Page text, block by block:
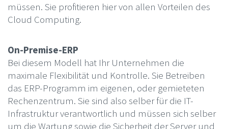
müssen. Sie profitieren hier von allen Vorteilen des
Cloud Computing.
On-Premise-ERP
Bei diesem Modell hat Ihr Unternehmen die
maximale Flexibilität und Kontrolle. Sie Betreiben
das ERP-Programm im eigenen, oder gemieteten
Rechenzentrum. Sie sind also selber für die IT-
Infrastruktur verantwortlich und müssen sich selber
um die Wartung sowie die Sicherheit der Server und